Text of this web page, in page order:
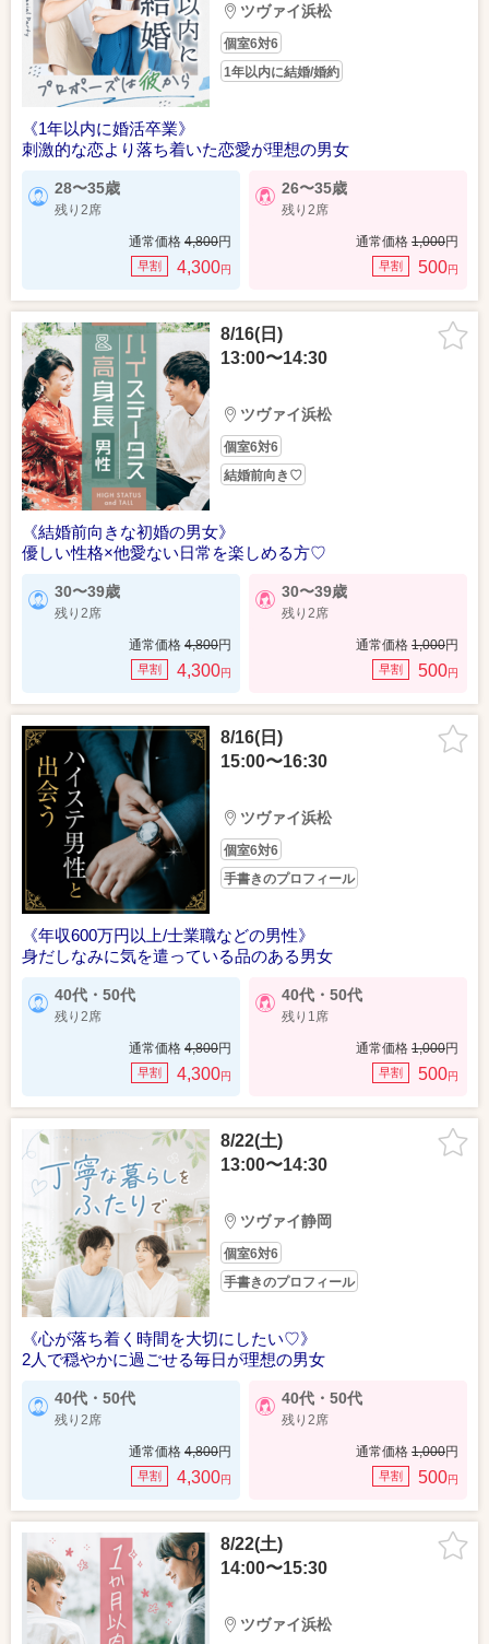
ツヴァイ浜松
個室6対6
1年以内に結婚/婚約
《1年以内に婚活卒業》
刺激的な恋より落ち着いた恋愛が理想の男女
28〜35歳
残り2席
通常価格 4,800円
早割 4,300円
26〜35歳
残り2席
通常価格 1,000円
早割 500円
8/16(日)
13:00〜14:30
ツヴァイ浜松
個室6対6
結婚前向き♡
《結婚前向きな初婚の男女》
優しい性格×他愛ない日常を楽しめる方♡
30〜39歳
残り2席
通常価格 4,800円
早割 4,300円
30〜39歳
残り2席
通常価格 1,000円
早割 500円
8/16(日)
15:00〜16:30
ツヴァイ浜松
個室6対6
手書きのプロフィール
《年収600万円以上/士業職などの男性》
身だしなみに気を遣っている品のある男女
40代・50代
残り2席
通常価格 4,800円
早割 4,300円
40代・50代
残り1席
通常価格 1,000円
早割 500円
8/22(土)
13:00〜14:30
ツヴァイ静岡
個室6対6
手書きのプロフィール
《心が落ち着く時間を大切にしたい♡》
2人で穏やかに過ごせる毎日が理想の男女
40代・50代
残り2席
通常価格 4,800円
早割 4,300円
40代・50代
残り2席
通常価格 1,000円
早割 500円
8/22(土)
14:00〜15:30
ツヴァイ浜松